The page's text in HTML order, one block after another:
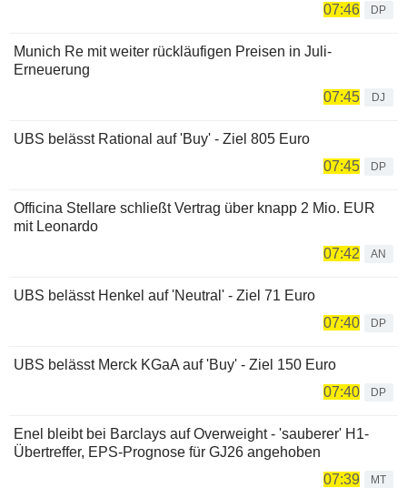
07:46
DP
Munich Re mit weiter rückläufigen Preisen in Juli-
Erneuerung
07:45
DJ
UBS belässt Rational auf 'Buy' - Ziel 805 Euro
07:45
DP
Officina Stellare schließt Vertrag über knapp 2 Mio. EUR
mit Leonardo
07:42
AN
UBS belässt Henkel auf 'Neutral' - Ziel 71 Euro
07:40
DP
UBS belässt Merck KGaA auf 'Buy' - Ziel 150 Euro
07:40
DP
Enel bleibt bei Barclays auf Overweight - 'sauberer' H1-
Übertreffer, EPS-Prognose für GJ26 angehoben
07:39
MT